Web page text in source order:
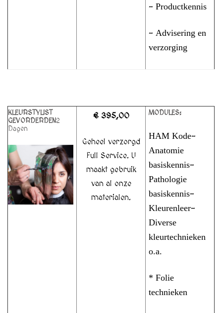
– Productkennis
– Advisering en
verzorging
KLEURSTYLIST
GEVORDERDEN2
Dagen
€ 395,00
Geheel verzorgd
Full Service. U
maakt gebruik
van al onze
materialen.
MODULES:
HAM Kode–
Anatomie
basiskennis–
Pathologie
basiskennis–
Kleurenleer–
Diverse
kleurtechnieken
o.a.
* Folie
technieken